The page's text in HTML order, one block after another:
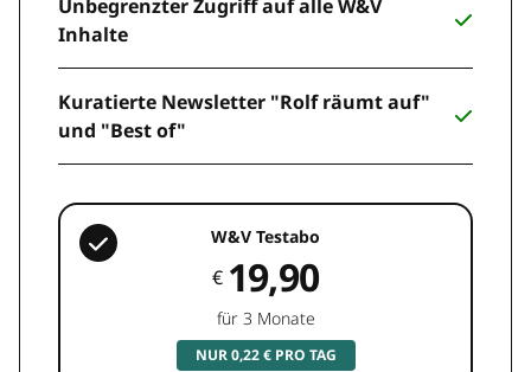
Unbegrenzter Zugriff auf alle W&V
Inhalte
Kuratierte Newsletter "Rolf räumt auf"
und "Best of"
W&V Testabo
€ 19,90
für 3 Monate
NUR 0,22 € PRO TAG